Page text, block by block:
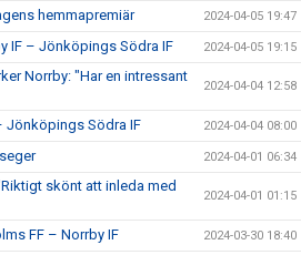
hemmapremiär 2024-04-05 19:47
IF – Jönköpings Södra IF 2024-04-05 19:15
Norrby: "Har en intressant
2024-04-04 12:58
Jönköpings Södra IF 2024-04-04 08:00
2024-04-01 06:34
skönt att inleda med
2024-04-01 01:15
FF – Norrby IF 2024-03-30 18:40